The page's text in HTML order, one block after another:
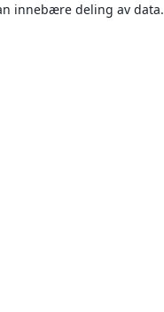
innebære deling av data.